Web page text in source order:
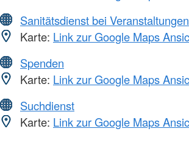
Sanitätsdienst bei Veranstaltungen
Karte: Link zur Google Maps
Spenden
Karte: Link zur Google Maps
Suchdienst
Karte: Link zur Google Maps